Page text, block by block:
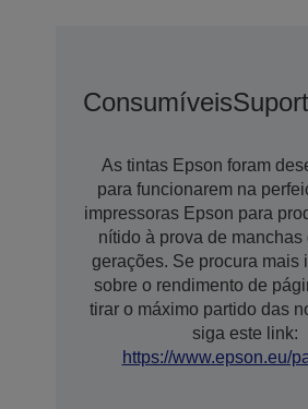
Consumíveis
As tintas Epson foram
para funcionarem na
impressoras Epson para
nítido à prova de manchas
gerações. Se procura mais
sobre o rendimento de
tirar o máximo partido das
siga este link:
https://www.epson.eu/